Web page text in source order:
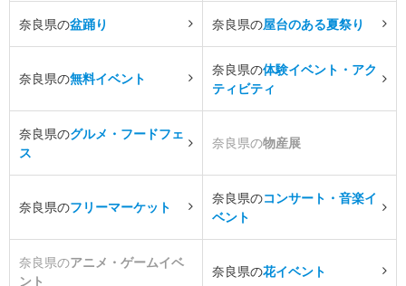
奈良県の盆踊り 奈良県の屋台のある夏祭り
奈良県の無料イベント
奈良県の体験イベント・アク
ティビティ
奈良県のグルメ・フードフェ
ス
奈良県の物産展
奈良県のフリーマーケット
奈良県のコンサート・音楽イ
ベント
奈良県のアニメ・ゲームイベ
ント
奈良県の花イベント